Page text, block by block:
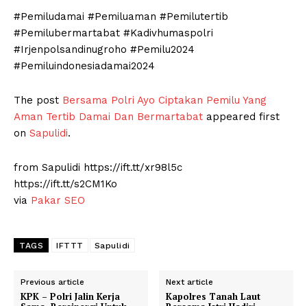
#Pemiludamai #Pemiluaman #Pemilutertib
#Pemilubermartabat #Kadivhumaspolri
#Irjenpolsandinugroho #Pemilu2024
#Pemiluindonesiadamai2024
The post Bersama Polri Ayo Ciptakan Pemilu Yang
Aman Tertib Damai Dan Bermartabat appeared first
on Sapulidi.
from Sapulidi https://ift.tt/xr98l5c
https://ift.tt/s2CM1Ko
via Pakar SEO
TAGS IFTTT Sapulidi
Previous article
KPK – Polri Jalin Kerja
Next article
Kapolres Tanah Laut